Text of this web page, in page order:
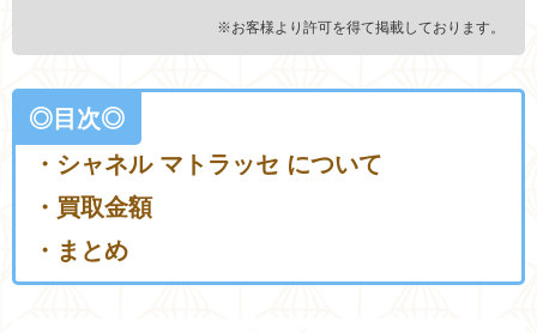
※お客様より許可を得て掲載しております。
◎目次◎
・シャネル マトラッセ について
・買取金額
・まとめ